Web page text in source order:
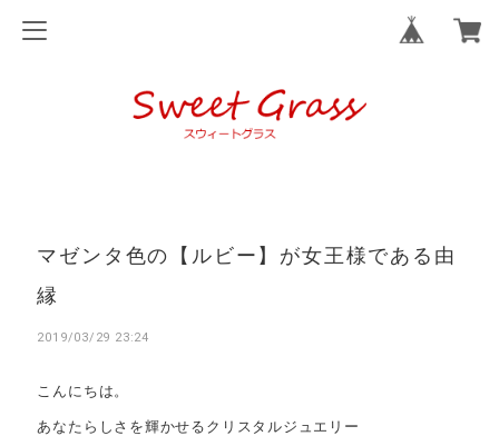
マゼンタ色の【ルビー】が女王様である由
縁
2019/03/29 23:24
こんにちは。
あなたらしさを輝かせるクリスタルジュエリー